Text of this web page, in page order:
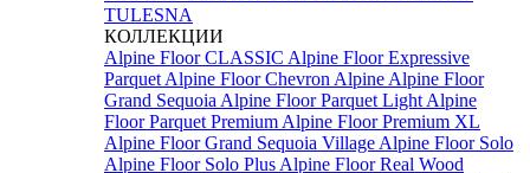
TULESNA
КОЛЛЕКЦИИ
Alpine Floor CLASSIC Alpine Floor Expressive
Parquet Alpine Floor Chevron Alpine Alpine Floor
Grand Sequoia Alpine Floor Parquet Light Alpine
Floor Parquet Premium Alpine Floor Premium XL
Alpine Floor Grand Sequoia Village Alpine Floor Solo
Alpine Floor Solo Plus Alpine Floor Real Wood